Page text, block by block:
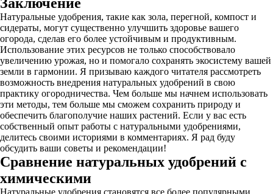
Натуральные удобрения, такие как зола, перегной, компост и
сидераты, могут существенно улучшить здоровье вашего
огорода, сделав его более устойчивым и продуктивным.
Использование этих ресурсов не только способствовало
увеличению урожая, но и помогало сохранять экосистему вашей
земли в гармонии. Я призываю каждого читателя рассмотреть
возможность внедрения натуральных удобрений в свою
практику огородничества. Чем больше мы начнем использовать
эти методы, тем больше мы сможем сохранить природу и
обеспечить благополучие наших растений. Если у вас есть
собственный опыт работы с натуральными удобрениями,
делитесь своими историями в комментариях. Я рад буду
обсудить ваши советы и рекомендации!
Сравнение натуральных удобрений с
химическими
Натуральные удобрения становятся все более популярными